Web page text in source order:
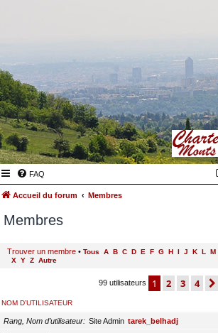
FAQ
Accueil du forum Membres
Membres
Trouver un membre • Tous A B C D E F G H I J K L M
X Y Z Autre
99 utilisateurs 1 2 3 4
NOM D’UTILISATEUR
Rang, Nom d’utilisateur Site Admin tarek_belhadj